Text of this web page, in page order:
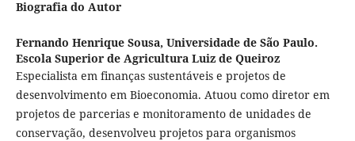
Biografia do Autor
Fernando Henrique Sousa, Universidade de São Paulo.
Escola Superior de Agricultura Luiz de Queiroz
Especialista em finanças sustentáveis e projetos de
desenvolvimento em Bioeconomia. Atuou como diretor em
projetos de parcerias e monitoramento de unidades de
conservação, desenvolveu projetos para organismos